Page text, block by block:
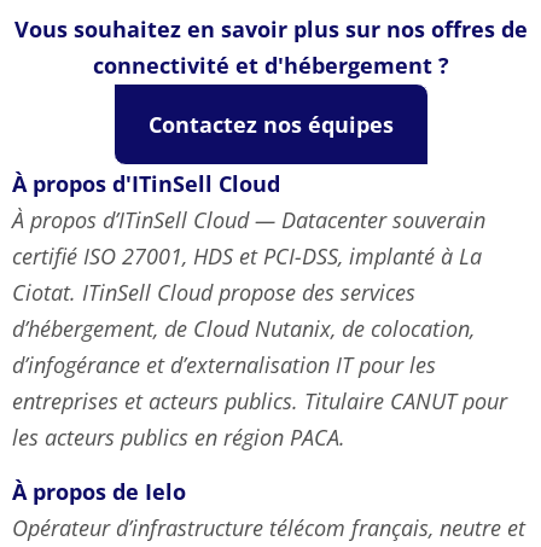
Vous souhaitez en savoir plus sur nos offres de
connectivité et d'hébergement ?
Contactez nos équipes
À propos d'ITinSell Cloud
À propos d’ITinSell Cloud — Datacenter souverain
certifié ISO 27001, HDS et PCI-DSS, implanté à La
Ciotat. ITinSell Cloud propose des services
d’hébergement, de Cloud Nutanix, de colocation,
d’infogérance et d’externalisation IT pour les
entreprises et acteurs publics. Titulaire CANUT pour
les acteurs publics en région PACA.
À propos de Ielo
Opérateur d’infrastructure télécom français, neutre et